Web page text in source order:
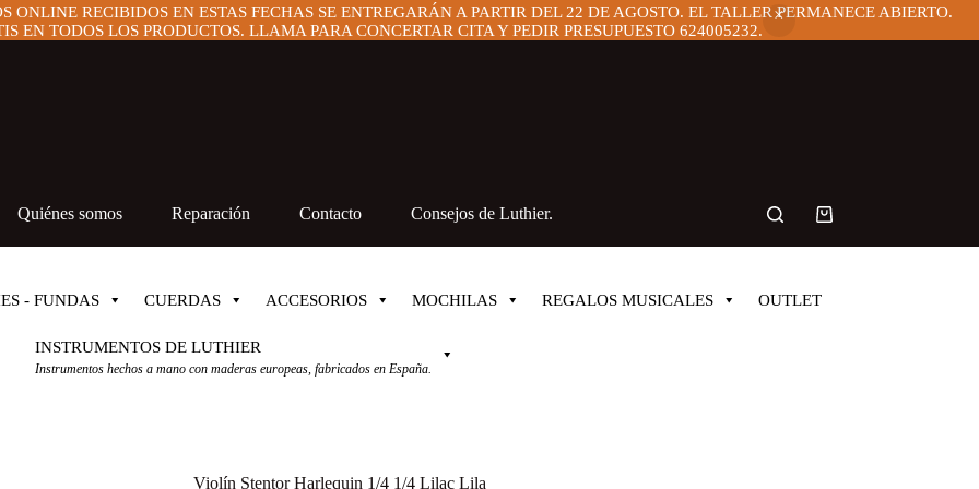
RECIBIDOS EN ESTAS FECHAS SE ENTREGARÁN A PARTIR DEL 22 DE AGOSTO. EL TALLER PERMANECE ABIERTO.
EN TODOS LOS PRODUCTOS. LLAMA PARA CONCERTAR CITA Y PEDIR PRESUPUESTO 624005232.
Quiénes somos Reparación Contacto Consejos de Luthier.
Carro
- FUNDAS CUERDAS ACCESORIOS MOCHILAS REGALOS MUSICALES OUTLET
INSTRUMENTOS DE LUTHIER
Instrumentos hechos a mano con maderas europeas, fabricados en España.
Violín Stentor Harlequin 1/4 1/4 Lilac Lila